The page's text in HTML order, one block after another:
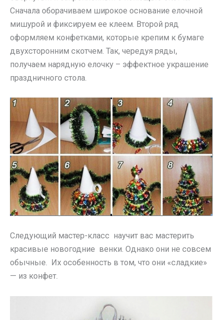
Сначала оборачиваем широкое основание елочной
мишурой и фиксируем ее клеем. Второй ряд
оформляем конфетками, которые крепим к бумаге
двухсторонним скотчем. Так, чередуя ряды,
получаем нарядную елочку – эффектное украшение
праздничного стола.
Следующий мастер-класс научит вас мастерить
красивые новогодние венки. Однако они не совсем
обычные. Их особенность в том, что они «сладкие»
— из конфет.